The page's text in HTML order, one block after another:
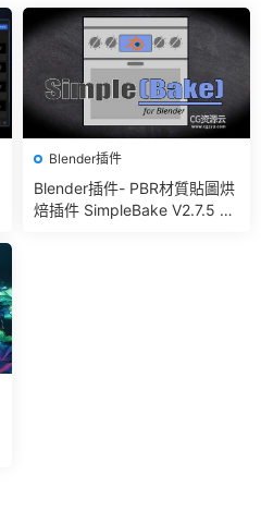
Blender插件
Blender插件- PBR材質貼圖烘
焙插件 SimpleBake V2.7.5 –